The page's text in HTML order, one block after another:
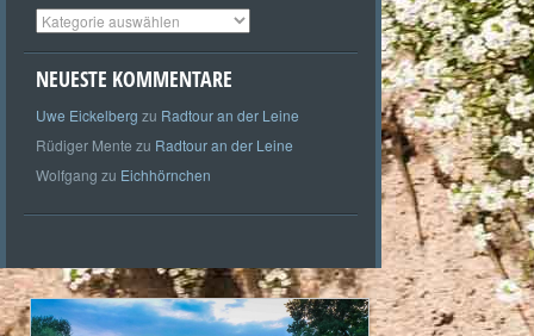
Meine
Beiträge
NEUESTE KOMMENTARE
Uwe Eickelberg zu Radtour an der Leine
Rüdiger Mente zu Radtour an der Leine
Wolfgang zu Eichhörnchen